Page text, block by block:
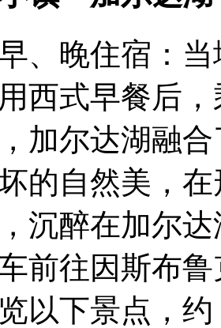
、晚住宿：
西式早餐后
加尔达湖融
的自然美，
沉醉在加尔
前往因斯布
以下景点，